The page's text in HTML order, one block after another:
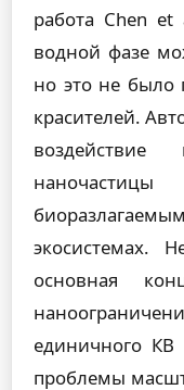
работа Chen
водной фазе
но это не было
красителей.
экосистемах.
основная
единичного
проблемы